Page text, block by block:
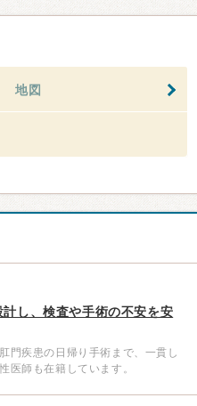
地図
し、検査や手術の不安を安
門疾患の日帰り手術まで、一貫し
医師も在籍しています。